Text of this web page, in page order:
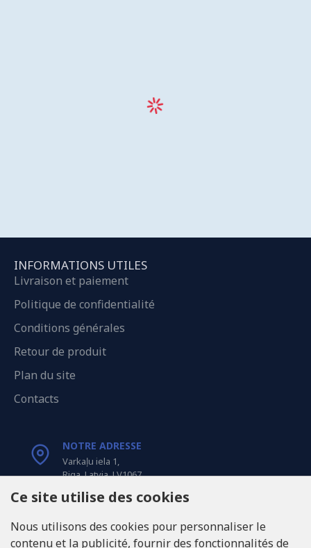
INFORMATIONS UTILES
Livraison et paiement
Politique de confidentialité
Conditions générales
Retour de produit
Plan du site
Contacts
NOTRE ADRESSE
Varkaļu iela 1,
Riga, Latvia, LV1067
Tel: +371 20371100
Ce site utilise des cookies
Nous utilisons des cookies pour personnaliser le
contenu et la publicité, fournir des fonctionnalités de